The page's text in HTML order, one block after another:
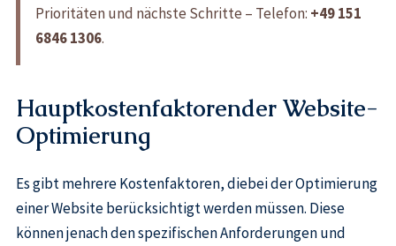
Prioritäten und nächste Schritte – Telefon: +49 151
6846 1306.
Hauptkostenfaktorender Website-
Optimierung
Es gibt mehrere Kostenfaktoren, diebei der Optimierung
einer Website berücksichtigt werden müssen. Diese
können jenach den spezifischen Anforderungen und